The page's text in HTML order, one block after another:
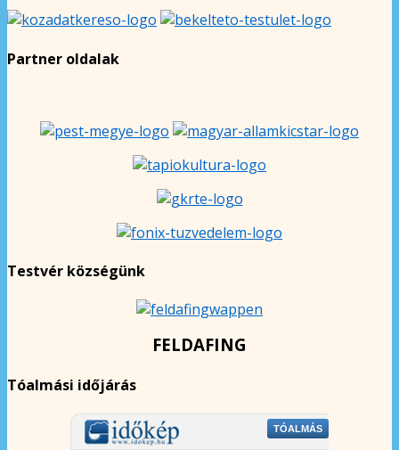
Partner oldalak
Testvér községünk
FELDAFING
Tóalmási időjárás